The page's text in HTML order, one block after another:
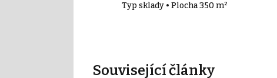
Typ sklady • Plocha 350 m²
Související články